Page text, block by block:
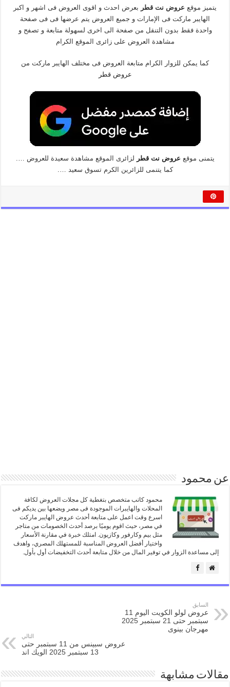
يتميز موقع عروض نت قطر بعرض احدث و اقوى العروض فى اشهر و اكبر
الهايبر ماركت فى الإمارات و جميع العروض يتم عرضها فى فى صفحة
واحدة فقط بدون التنقل من صفحة الى اخرى لسهولة متابعة و تصفح و
مشاهدة العروض على زائرى الموقع الكرام
كما يمكن للزوار الكرام متابعة العروض فى مختلف الهايبر ماركت من
عروض قطر
يتمنى موقع عروض نت قطر لزائرى الموقع مشاهدة سعيدة للعروض ….
كما يتنمى للزائرين الكرم تسوق سعيد ….
عن محمود
محمود كاتب متخصص بتغطية كل مجلات العروض لكافة
المحلات والهايبرات الموجودة فى مصر ويضعها بين يديكم فى
اسرع وقت اعمل على متابعة أحدث عروض الهايبر ماركت
في مصر، حيث اقوم يوميًا برصد أحدث الخصومات من متاجر
مثل بيم وكارفور وكازيون. امتلك خبرة في مقارنة الأسعار
واختيار أفضل العروض المناسبة للمستهلك المصري، واهدف
إلى مساعدة الزوار في توفير المال من خلال متابعة أحدث التخفيضات أول بأول.
السابق
عروض لولو الكويت اليوم 11
سبتمبر حتى 21 سبتمبر 2025
مهرجان بينوى
التالي
عروض سبينس من 11 سبتمبر حتى
13 سبتمبر 2025 الويك اند
مقالات مشابهة